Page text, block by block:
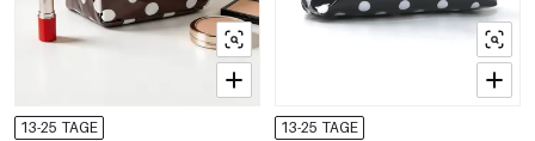
13-25 TAGE 13-25 TAGE